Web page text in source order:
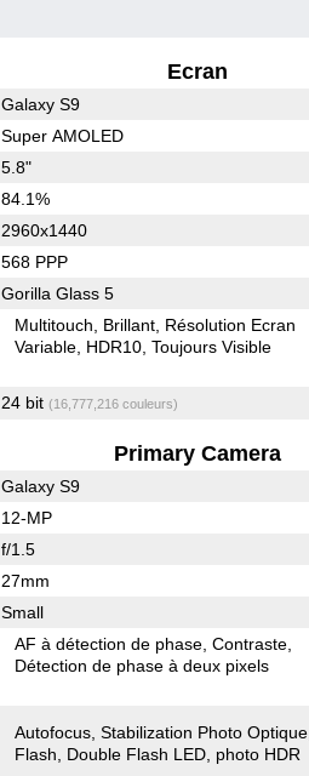
Ecran
Galaxy S9
Super AMOLED
5.8"
84.1%
2960x1440
568 PPP
Gorilla Glass 5
Multitouch Brillant Résolution Ecran
Variable HDR10 Toujours Visible
24 bit (16,777,216 couleurs)
Primary Camera
Galaxy S9
12-MP
f/1.5
27mm
Small
AF à détection de phase Contraste
Détection de phase à deux pixels
Autofocus Stabilization Photo Optique
Flash
Double Flash LED photo HDR